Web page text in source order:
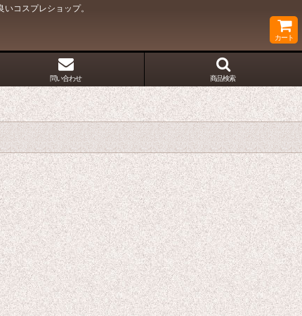
コスプレショップ。
カート
問い合わせ 商品検索